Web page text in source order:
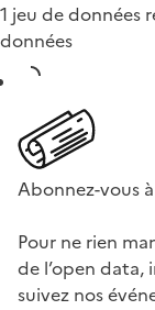
1 jeu de données
données
Abonnez-vous
Pour ne rien
de l’open
suivez nos